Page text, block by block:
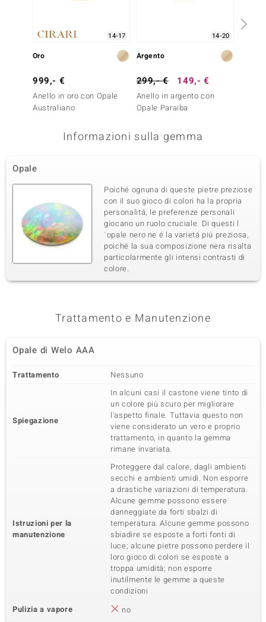
14-17
Oro
999,- €
Anello in oro con Opale
Australiano
14-20
Argento
299,- € 149,- €
Anello in argento con
Opale Paraiba
Informazioni sulla gemma
Opale
Poiché ognuna di queste pietre preziose
con il suo gioco di colori ha la propria
personalitá, le preferenze personali
giocano un ruolo cruciale. Di questi l
´opale nero ne é la varietá piú preziosa,
poiché la sua composizione nera risalta
particolarmente gli intensi contrasti di
colore.
Trattamento e Manutenzione
Opale di Welo AAA
Trattamento Nessuno
Spiegazione
In alcuni casi il castone viene tinto di
un colore più scuro per migliorare
l'aspetto finale. Tuttavia questo non
viene considerato un vero e proprio
trattamento, in quanto la gemma
rimane invariata.
Istruzioni per la
manutenzione
Proteggere dal calore, dagli ambienti
secchi e ambienti umidi. Non esporre
a drastiche variazioni di temperatura.
Alcune gemme possono essere
danneggiate da forti sbalzi di
temperatura. Alcune gemme possono
sbiadire se esposte a forti fonti di
luce; alcune pietre possono perdere il
loro gioco di colori se esposte a
troppa umidità; non esporre
inutilmente le gemme a queste
condizioni
Pulizia a vapore
no